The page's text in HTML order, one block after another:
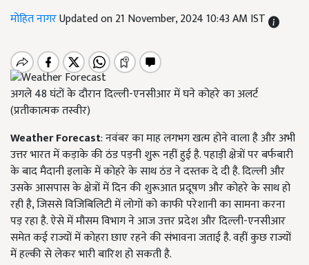
मोहित नागरUpdated on 21 November, 2024 10:43 AM IST
अगले 48 घंटों के दौरान दिल्ली-एनसीआर में घने कोहरे का अलर्ट
(प्रतीकात्मक तस्वीर)
Weather Forecast: नवंबर का माह लगभग खत्म होने वाला है और अभी
उत्तर भारत में कड़ाके की ठंड पड़नी शुरू नहीं हुई है. पहाड़ी क्षेत्रों पर बर्फबारी
के बाद मैदानी इलाके में कोहरे के साथ ठंड ने दस्तक दे दी है. दिल्ली और
उसके आसपास के क्षेत्रों में दिन की शुरूआत प्रदूषण और कोहरे के साथ हो
रही है, जिससे विजिबिलिटी में लोगों को काफी परेशानी का सामना करना
पड़ रहा है. ऐसे में मौसम विभाग ने आज उत्तर प्रदेश और दिल्ली-एनसीआर
समेत कई राज्यों में कोहरा छाए रहने की संभावना जताई है. वहीं कुछ राज्यों
में हल्की से लेकर भारी बारिश हो सकती है.